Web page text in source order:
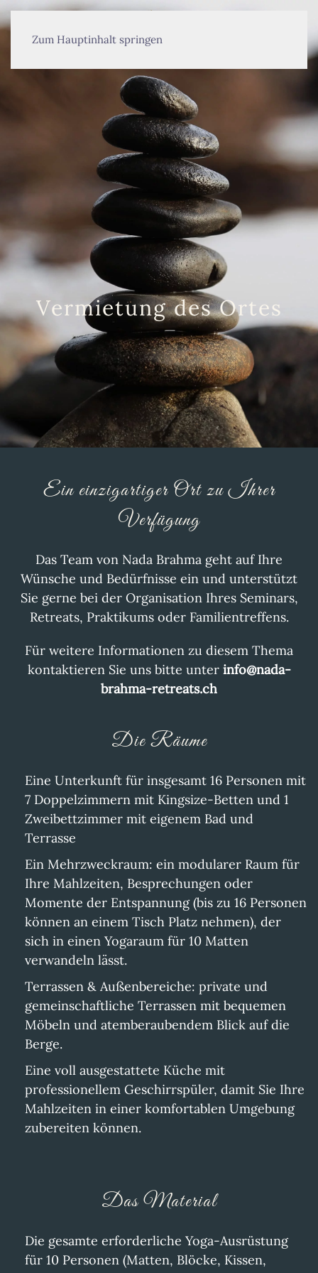
Zum Hauptinhalt springen
Vermietung des Ortes
Ein einzigartiger Ort zu Ihrer
Verfügung
Das Team von Nada Brahma geht auf Ihre
Wünsche und Bedürfnisse ein und unterstützt
Sie gerne bei der Organisation Ihres Seminars,
Retreats, Praktikums oder Familientreffens.
Für weitere Informationen zu diesem Thema
kontaktieren Sie uns bitte unter info@nada-
brahma-retreats.ch
Die Räume
Eine Unterkunft für insgesamt 16 Personen mit
7 Doppelzimmern mit Kingsize-Betten und 1
Zweibettzimmer mit eigenem Bad und
Terrasse
Ein Mehrzweckraum: ein modularer Raum für
Ihre Mahlzeiten, Besprechungen oder
Momente der Entspannung (bis zu 16 Personen
können an einem Tisch Platz nehmen), der
sich in einen Yogaraum für 10 Matten
verwandeln lässt.
Terrassen & Außenbereiche: private und
gemeinschaftliche Terrassen mit bequemen
Möbeln und atemberaubendem Blick auf die
Berge.
Eine voll ausgestattete Küche mit
professionellem Geschirrspüler, damit Sie Ihre
Mahlzeiten in einer komfortablen Umgebung
zubereiten können.
Das Material
Die gesamte erforderliche Yoga-Ausrüstung
für 10 Personen (Matten, Blöcke, Kissen,